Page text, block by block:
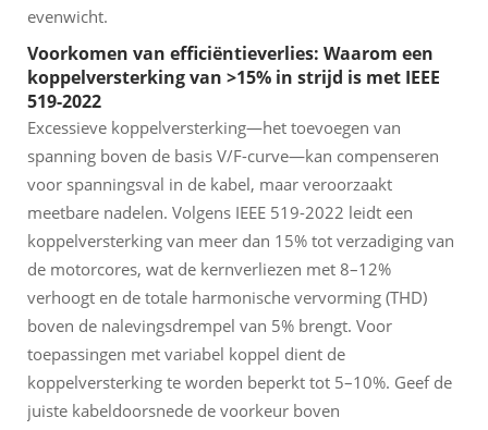
evenwicht.
Voorkomen van efficiëntieverlies: Waarom een
koppelversterking van >15% in strijd is met IEEE
519-2022
Excessieve koppelversterking—het toevoegen van
spanning boven de basis V/F-curve—kan compenseren
voor spanningsval in de kabel, maar veroorzaakt
meetbare nadelen. Volgens IEEE 519-2022 leidt een
koppelversterking van meer dan 15% tot verzadiging van
de motorcores, wat de kernverliezen met 8–12%
verhoogt en de totale harmonische vervorming (THD)
boven de nalevingsdrempel van 5% brengt. Voor
toepassingen met variabel koppel dient de
koppelversterking te worden beperkt tot 5–10%. Geef de
juiste kabeldoorsnede de voorkeur boven